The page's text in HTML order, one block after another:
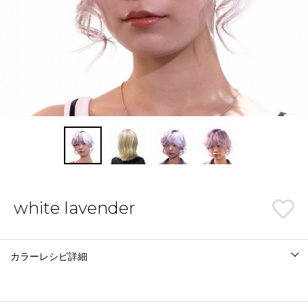
white lavender
カラーレシピ詳細